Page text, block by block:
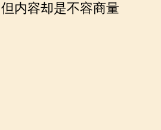
内容却是不容商量